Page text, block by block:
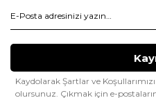
Kaydolarak Şartlar ve
olursunuz. Çıkmak için e-